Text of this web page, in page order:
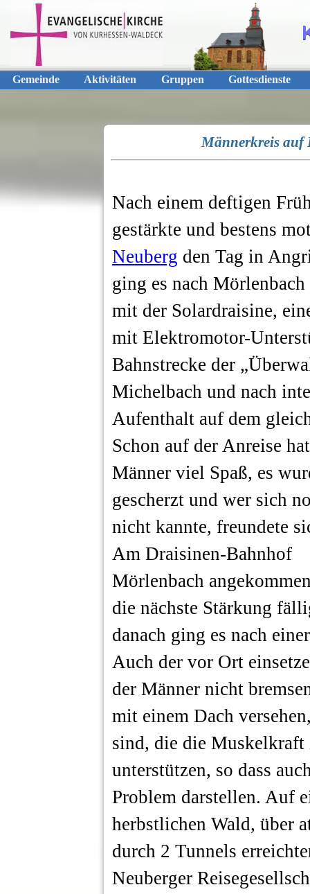
Gemeinde Aktivitäten Gruppen Gottesdienste
Männerkreis auf
Nach einem deftigen
gestärkte und bestens
Neuberg den Tag in
ging es nach
mit der Solardraisine,
mit Elektromotor-
Bahnstrecke der
Michelbach und nach
Aufenthalt auf dem
Schon auf der Anreise
Männer viel Spaß, es
gescherzt und wer sich
nicht kannte, freundete
Am Draisinen-Bahnhof
Mörlenbach
die nächste Stärkung
danach ging es nach
Auch der vor Ort
der Männer nicht
mit einem Dach
sind, die die Muskelkraft
unterstützen, so dass
Problem darstellen. Auf
herbstlichen Wald, über
durch 2 Tunnels
Neuberger